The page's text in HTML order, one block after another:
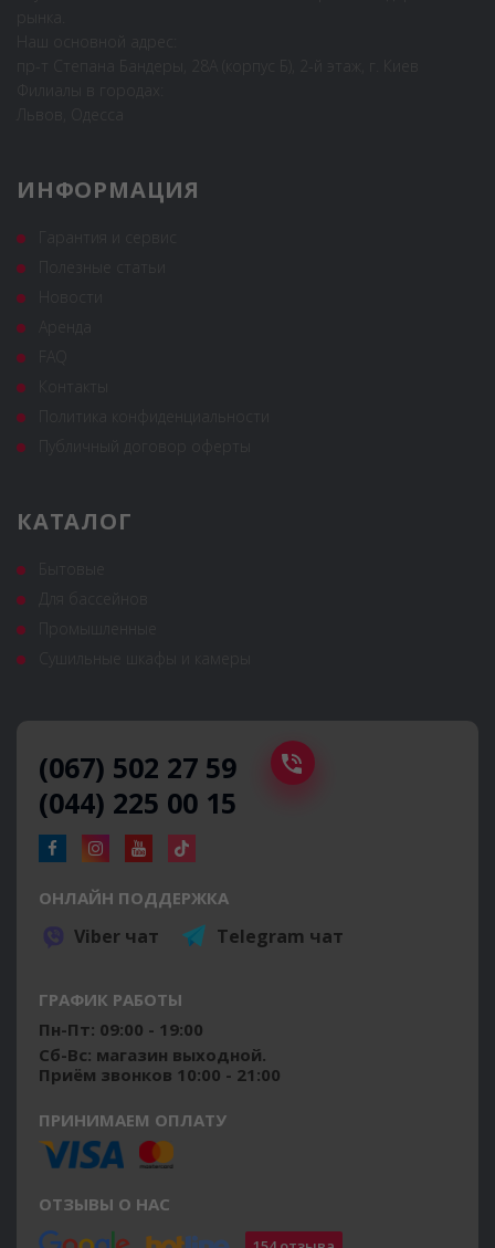
ИНФОРМАЦИЯ
КАТАЛОГ
(067) 502 27 59
(044) 225 00 15
ОНЛАЙН ПОДДЕРЖКА
Viber чат Telegram чат
ГРАФИК РАБОТЫ
Пн-Пт: 09:00 - 19:00
Сб-Вс: магазин выходной.
Приём звонков 10:00 - 21:00
ПРИНИМАЕМ ОПЛАТУ
ОТЗЫВЫ О НАС